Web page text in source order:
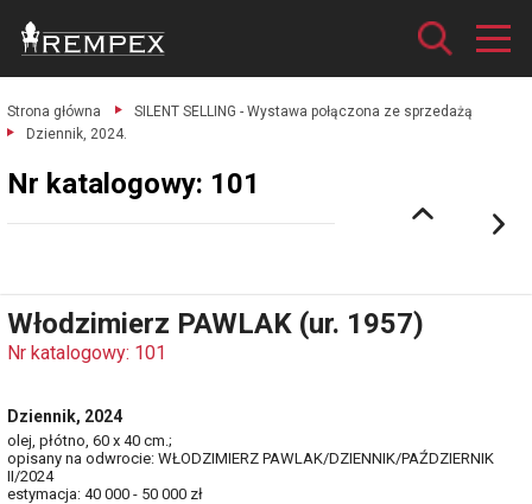
Strona główna
SILENT SELLING - Wystawa połączona ze sprzedażą
Dziennik, 2024.
Nr katalogowy: 101
Włodzimierz PAWLAK (ur. 1957)
Nr katalogowy: 101
Dziennik, 2024
olej, płótno, 60 x 40 cm.;
opisany na odwrocie: WŁODZIMIERZ PAWLAK/DZIENNIK/PAŹDZIERNIK
II/2024
estymacja: 40 000 - 50 000 zł